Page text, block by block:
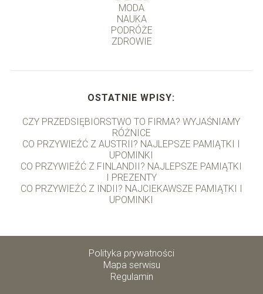
MODA
NAUKA
PODRÓŻE
ZDROWIE
OSTATNIE WPISY:
CZY PRZEDSIĘBIORSTWO TO FIRMA? WYJAŚNIAMY
RÓŻNICE
CO PRZYWIEŹĆ Z AUSTRII? NAJLEPSZE PAMIĄTKI I
UPOMINKI
CO PRZYWIEŹĆ Z FINLANDII? NAJLEPSZE PAMIĄTKI
I PREZENTY
CO PRZYWIEŹĆ Z INDII? NAJCIEKAWSZE PAMIĄTKI I
UPOMINKI
Polityka prywatności
Mapa serwisu
Regulamin